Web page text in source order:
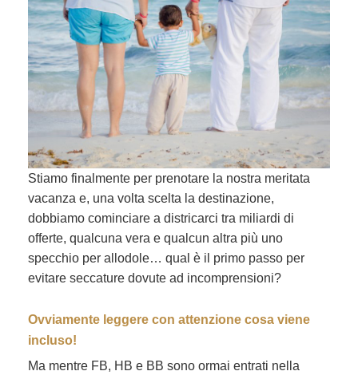
Stiamo finalmente per prenotare la nostra meritata
vacanza e, una volta scelta la destinazione,
dobbiamo cominciare a districarci tra miliardi di
offerte, qualcuna vera e qualcun altra più uno
specchio per allodole… qual è il primo passo per
evitare seccature dovute ad incomprensioni?
Ovviamente leggere con attenzione cosa viene
incluso!
Ma mentre FB, HB e BB sono ormai entrati nella